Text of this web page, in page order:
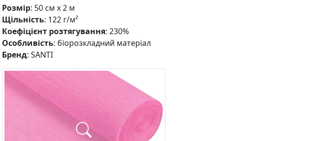
Розмір: 50 см х 2 м
Щільність: 122 г/м²
Коефіцієнт розтягування: 230%
Особливість: біорозкладний матеріал
Бренд: SANTI